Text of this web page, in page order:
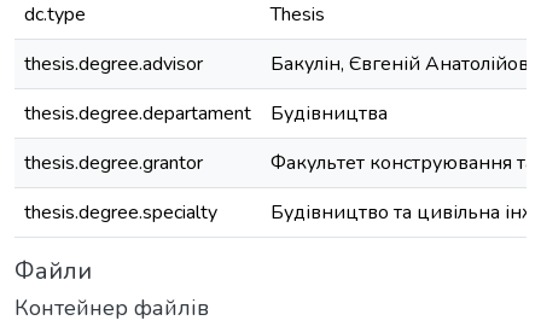
dc.type
Thesis
thesis.degree.advisor
Бакулін, Євгеній
thesis.degree.departament
Будівництва
thesis.degree.grantor
Факультет конструювання
thesis.degree.specialty
Будівництво та цивільна
Файли
Контейнер файлів